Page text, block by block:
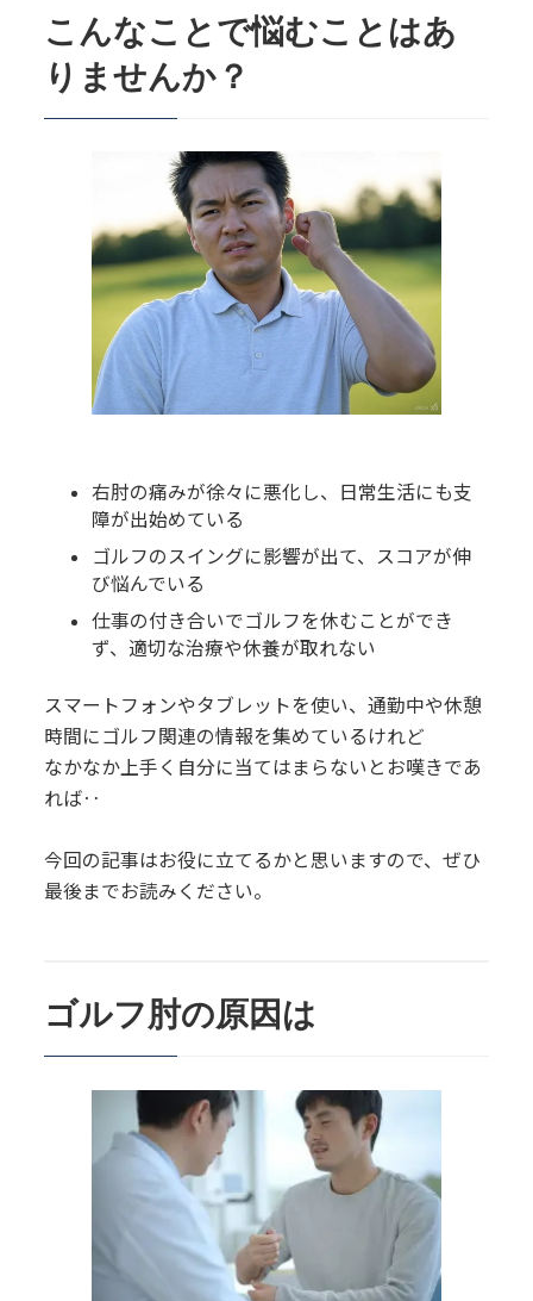
4.3. 予防と生活習慣の改善
5. まとめ
その他の記事
健湧接骨院・公式LINE
こんなことで悩むことはあ
りませんか？
右肘の痛みが徐々に悪化し、日常生活にも支
障が出始めている
ゴルフのスイングに影響が出て、スコアが伸
び悩んでいる
仕事の付き合いでゴルフを休むことができ
ず、適切な治療や休養が取れない
スマートフォンやタブレットを使い、通勤中や休憩
時間にゴルフ関連の情報を集めているけれど
なかなか上手く自分に当てはまらないとお嘆きであ
れば‥
今回の記事はお役に立てるかと思いますので、ぜひ
最後までお読みください。
ゴルフ肘の原因は